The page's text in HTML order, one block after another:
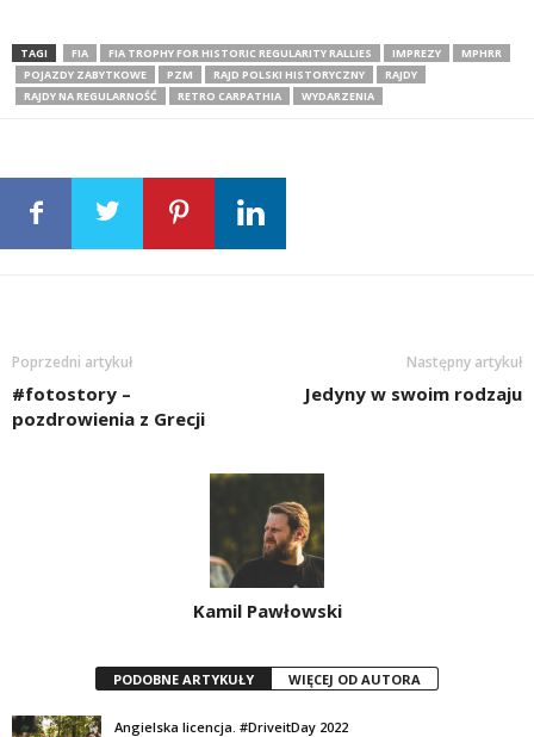
TAGI FIA FIA TROPHY FOR HISTORIC REGULARITY RALLIES IMPREZY
MPHRR
POJAZDY ZABYTKOWE
PZM RAJD POLSKI HISTORYCZNY
RAJDY
RAJDY NA REGULARNOŚĆ
RETRO CARPATHIA WYDARZENIA
Poprzedni artykuł
#fotostory –
pozdrowienia z Grecji
Następny artykuł
Jedyny w swoim rodzaju
Kamil Pawłowski
PODOBNE ARTYKUŁY WIĘCEJ OD AUTORA
Angielska licencja. #DriveitDay 2022